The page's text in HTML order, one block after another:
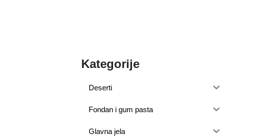
Kategorije
Deserti
Fondan i gum pasta
Glavna jela